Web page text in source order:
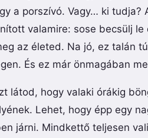
a porszívó. Vagy… ki tudja?
valamire: sose becsülj
az életed. Na jó, ez talán
És ez már önmagában
látod, hogy valaki órákig
Lehet, hogy épp egy
járni. Mindkettő teljesen